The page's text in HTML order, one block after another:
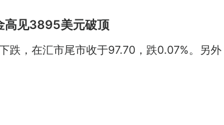
高见3895美元破顶
跌，在汇市尾市收于97.70，跌0.07%。另